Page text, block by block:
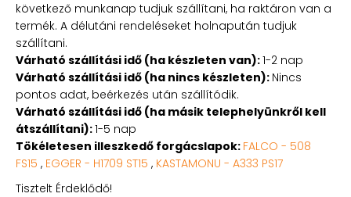
következő munkanap tudjuk szállítani, ha raktáron van a
termék. A délutáni rendeléseket holnapután tudjuk
szállítani.
Várható szállítási idő (ha készleten van):1-2 nap
Várható szállítási idő (ha nincs készleten): Nincs
pontos adat, beérkezés után szállítódik.
Várható szállítási idő (ha másik telephelyünkről kell
átszállítani):1-5 nap
Tökéletesen illeszkedő forgácslapok: FALCO - 508
FS15 , EGGER - H1709 ST15 , KASTAMONU - A333 PS17
Tisztelt Érdeklődő!